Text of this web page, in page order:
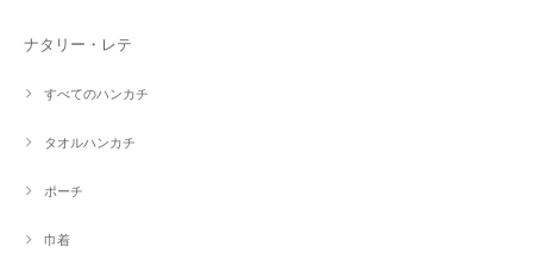
ナタリー・レテ
すべてのハンカチ
タオルハンカチ
ポーチ
巾着